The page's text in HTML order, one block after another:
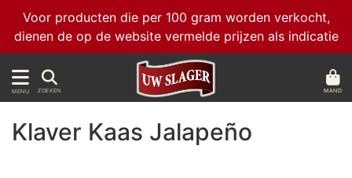
Voor producten die per 100 gram worden verkocht,
dienen de op de website vermelde prijzen als indicatie
MENU ZOEKEN MAND
Klaver Kaas Jalapeño